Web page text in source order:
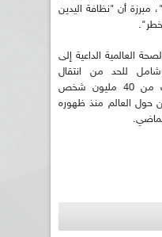
مبرزة أن "نظافة اليدين
العالمية الداعية إلى
للحد من انتقال
الفيروس، الذي أصاب ما يقرب من 40 مليون شخص
حول العالم منذ ظهوره